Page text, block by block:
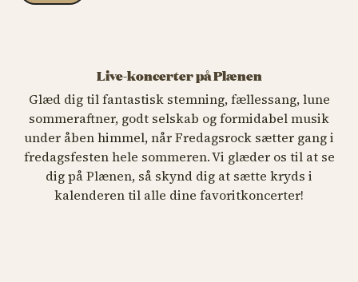
Live-koncerter på Plænen
Glæd dig til fantastisk stemning, fællessang, lune
sommeraftner, godt selskab og formidabel musik
under åben himmel, når Fredagsrock sætter gang i
fredagsfesten hele sommeren. Vi glæder os til at se
dig på Plænen, så skynd dig at sætte kryds i
kalenderen til alle dine favoritkoncerter!